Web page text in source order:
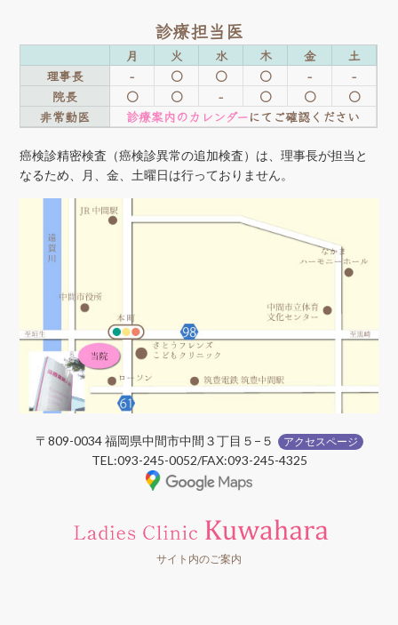
診療担当医
月 火 水 木 金
土
理事長
- ○ ○ ○ -
-
院長
○ ○ - ○ ○
○
非常勤医
診療案内のカレンダーにてご確認ください
癌検診精密検査（癌検診異常の追加検査）は、理事長が担当と
なるため、月、金、土曜日は行っておりません。
〒809-0034 福岡県中間市中間３丁目５−５ アクセスページ
TEL:093-245-0052/FAX:093-245-4325
サイト内のご案内